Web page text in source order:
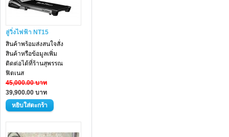
ลู่วิ่งไฟฟ้า NT15
สินค้าพร้อมส่งสนใจสั่ง
สินค้าหรือข้อมูลเพิ่ม
ติดต่อได้ที่ร้านสุพรรณ
ฟิตเนส
45,000.00 บาท
39,900.00 บาท